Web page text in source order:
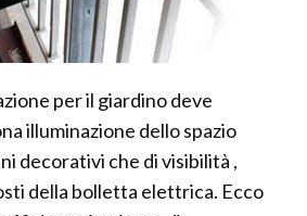
per il giardino deve
illuminazione dello spazio
decorativi che di visibilità ,
della bolletta elettrica. Ecco